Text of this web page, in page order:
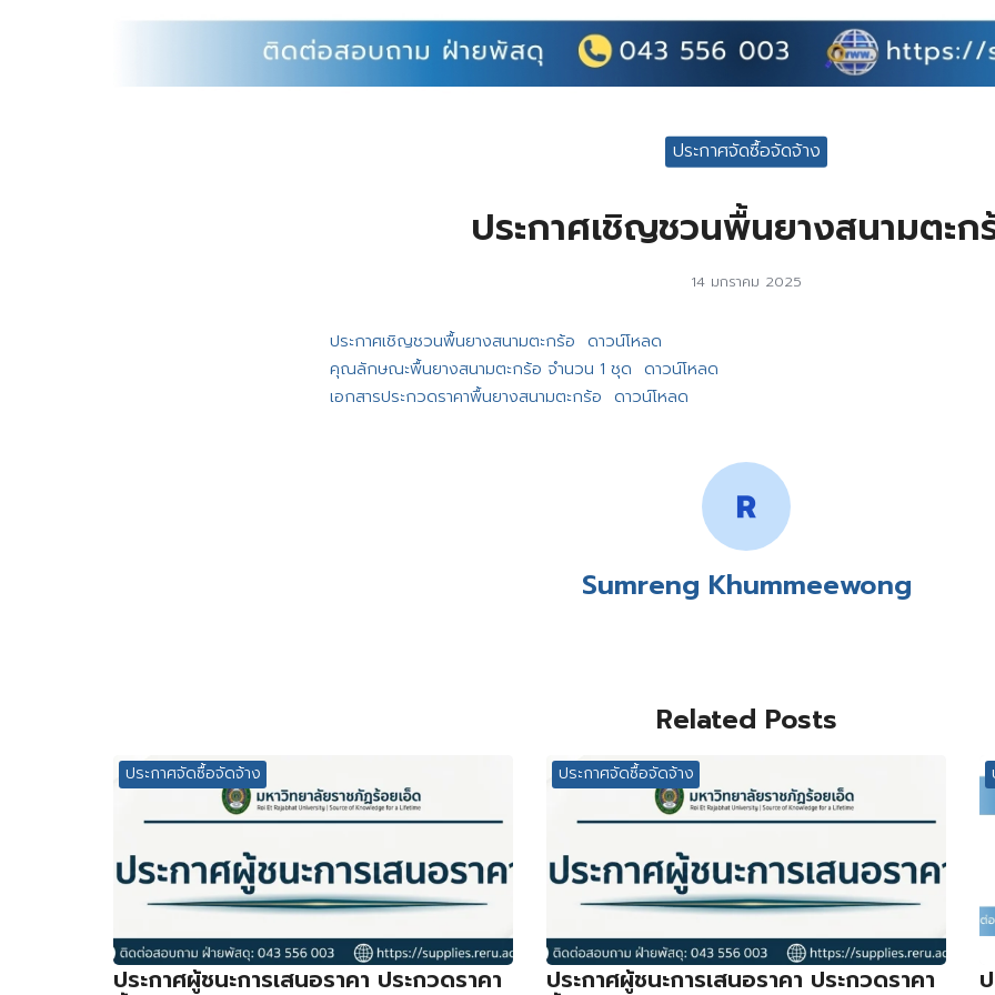
ประกาศจัดซื้อจัดจ้าง
ประกาศเชิญชวนพื้นยางสนามตะก
14 มกราคม 2025
ประกาศเชิญชวนพื้นยางสนามตะกร้อ ดาวน์โหลด
คุณลักษณะพื้นยางสนามตะกร้อ จำนวน 1 ชุด ดาวน์โหลด
เอกสารประกวดราคาพื้นยางสนามตะกร้อ ดาวน์โหลด
Sumreng Khummeewong
Related Posts
ประกาศจัดซื้อจัดจ้าง
ประกาศผู้ชนะการเสนอราคา ประกวดราคา
ประกาศจัดซื้อจัดจ้าง
ประกาศผู้ชนะการเสนอราคา ประกวดราคา